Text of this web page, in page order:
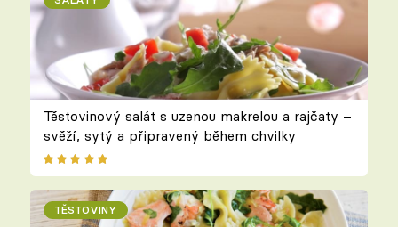
Těstovinový salát s uzenou makrelou a rajčaty –
svěží, sytý a připravený během chvilky
TĚSTOVINY